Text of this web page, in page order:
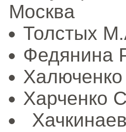
Москва
Толстых
Федянина
Харченко